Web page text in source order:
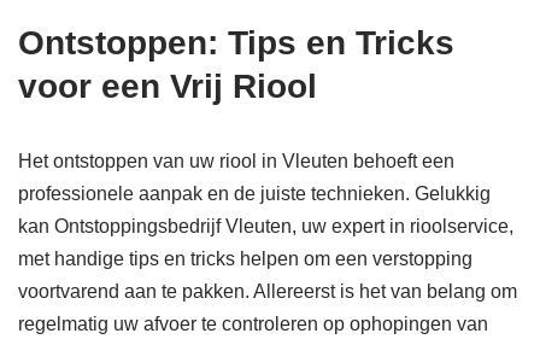
Ontstoppen: Tips en Tricks
voor een Vrij Riool
Het ontstoppen van uw riool in Vleuten behoeft een
professionele aanpak en de juiste technieken. Gelukkig
kan Ontstoppingsbedrijf Vleuten, uw expert in rioolservice,
met handige tips en tricks helpen om een verstopping
voortvarend aan te pakken. Allereerst is het van belang om
regelmatig uw afvoer te controleren op ophopingen van